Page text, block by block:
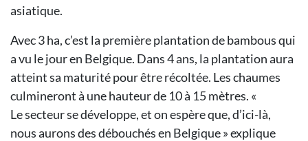
asiatique.
Avec 3 ha, c’est la première plantationde bambous qui
a vu le jour en Belgique. Dans 4 ans, la plantationaura
atteint sa maturité pour être récoltée. Les chaumes
culmineront à une hauteur de 10 à 15 mètres. «
Lesecteur se développe, et on espère que,d’ici-là,
nous aurons des débouchés en Belgique » explique